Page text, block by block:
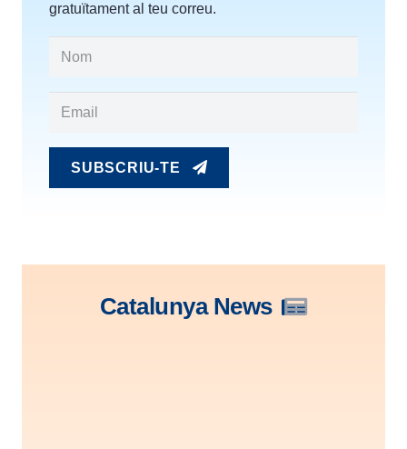
gratuïtament al teu correu.
SUBSCRIU-TE
Catalunya News